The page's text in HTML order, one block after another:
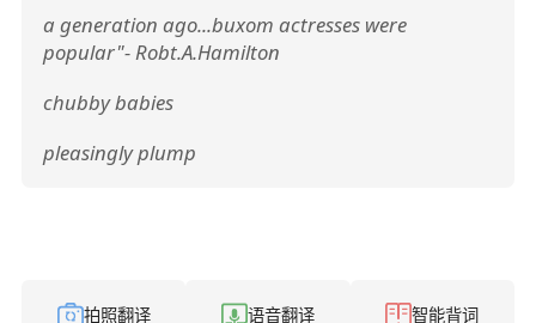
a generation ago...buxom actresses were
popular"- Robt.A.Hamilton
chubby babies
pleasingly plump
拍照翻译 语音翻译 智能背词